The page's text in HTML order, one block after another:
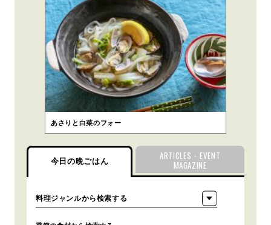
あさりと白菜のフォー
今日の晩ごはん
ARTICLES・EVENT
MAGAZINE